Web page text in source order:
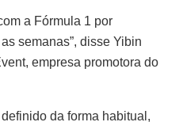
a Fórmula 1 por
semanas”, disse Yibin
empresa promotora do
da forma habitual,